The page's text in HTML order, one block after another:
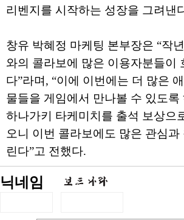
리벤지를 시작하는 성장을 그려낸
창유 박혜정 마케팅 본부장은 “작
와의 콜라보에 많은 이용자분들이
다”라며, “이에 이번에는 더 많은
물들을 게임에서 만나볼 수 있도록
하나가키 타케미치를 출석 보상으
오니 이번 콜라보에도 많은 관심과
린다”고 전했다.
닉네임